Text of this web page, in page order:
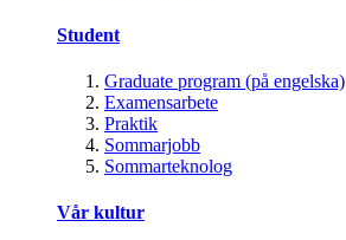
Student
Graduate program (på engelska)
Examensarbete
Praktik
Sommarjobb
Sommarteknolog
Vår kultur